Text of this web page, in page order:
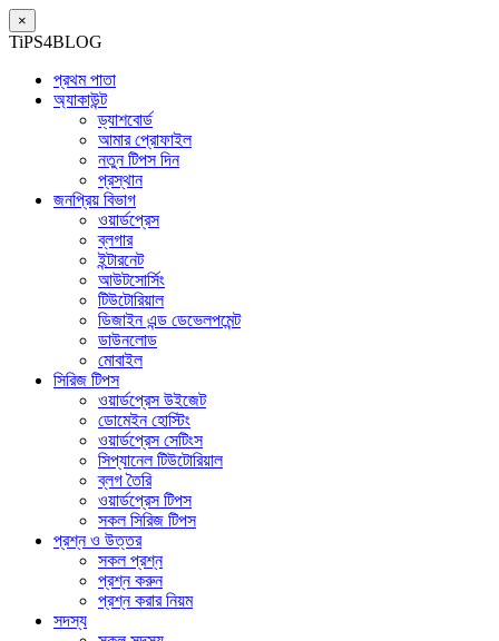
×
TiPS4BLOG
প্রথম পাতা
অ্যাকাউন্ট
ড্যাশবোর্ড
আমার প্রোফাইল
নতুন টিপস দিন
প্রস্থান
জনপ্রিয় বিভাগ
ওয়ার্ডপ্রেস
ব্লগার
ইন্টারনেট
আউটসোর্সিং
টিউটোরিয়াল
ডিজাইন এন্ড ডেভেলপমেন্ট
ডাউনলোড
মোবাইল
সিরিজ টিপস
ওয়ার্ডপ্রেস উইজেট
ডোমেইন হোস্টিং
ওয়ার্ডপ্রেস সেটিংস
সিপ্যানেল টিউটোরিয়াল
ব্লগ তৈরি
ওয়ার্ডপ্রেস টিপস
সকল সিরিজ টিপস
প্রশ্ন ও উত্তর
সকল প্রশ্ন
প্রশ্ন করুন
প্রশ্ন করার নিয়ম
সদস্য